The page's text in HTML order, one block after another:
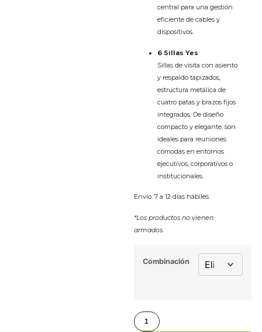
central para una gestión
eficiente de cables y
dispositivos.
6 Sillas Yes
Sillas de visita con asiento
y respaldo tapizados,
estructura metálica de
cuatro patas y brazos fijos
integrados. De diseño
compacto y elegante, son
ideales para reuniones
cómodas en entornos
ejecutivos, corporativos o
institucionales.
Envío: 7 a 12 días hábiles
*Los productos no vienen
armados.
Combinación